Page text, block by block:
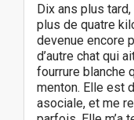
Dix ans plus
plus de quatre
devenue encore
d’autre chat qui
fourrure blanche
menton. Elle est
asociale, et me